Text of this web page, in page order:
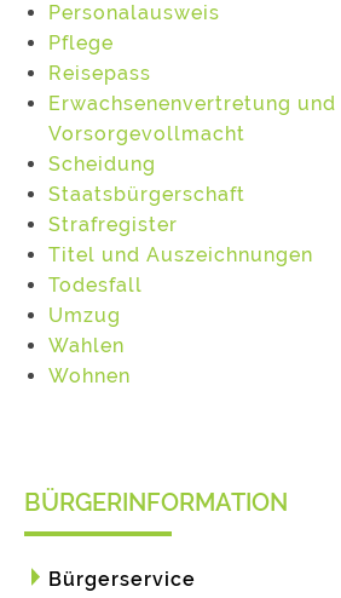
Personalausweis
Pflege
Reisepass
Erwachsenenvertretung und
Vorsorgevollmacht
Scheidung
Staatsbürgerschaft
Strafregister
Titel und Auszeichnungen
Todesfall
Umzug
Wahlen
Wohnen
BÜRGERINFORMATION
Bürgerservice